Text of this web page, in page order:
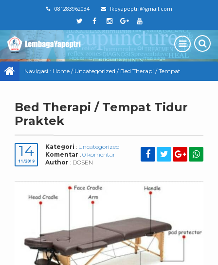
081283962034 lkpyapeptri@gmail.com
Navigasi : Home / Uncategorized / Bed Therapi / Tempat
Bed Therapi / Tempat Tidur
Praktek
14
11/2019
Kategori : Uncategorized
Komentar : 0 komentar
Author : DOSEN